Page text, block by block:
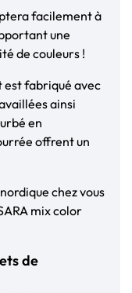
facilement à
une
de couleurs !
est fabriqué avec
ainsi
en
offrent un
chez vous
mix color
de